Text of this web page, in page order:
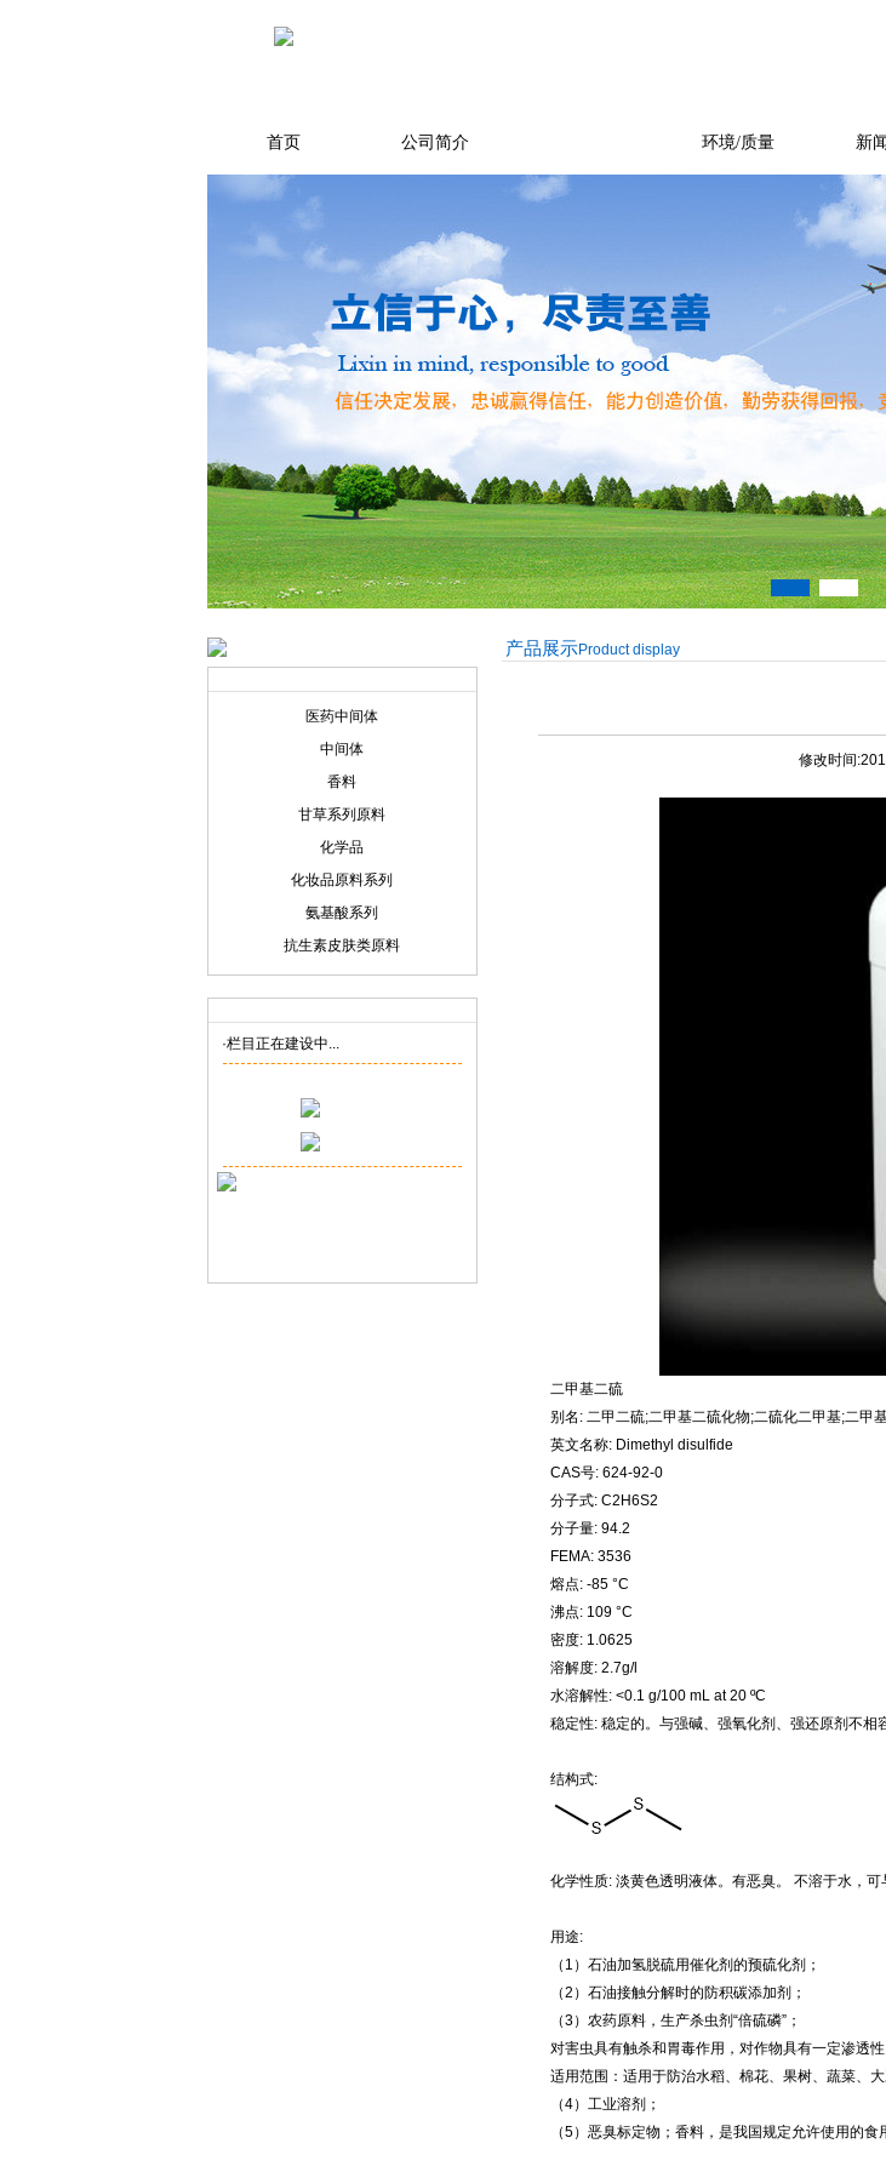
首页 公司简介 环境/质量 新
医药中间体
中间体
香料
甘草系列原料
化学品
化妆品原料系列
氨基酸系列
抗生素皮肤类原料
·栏目正在建设中...
产品展示Product display
修改时间
二甲基二硫
别名: 二甲二硫;二甲基二硫化物;二硫化二甲基;二甲
英文名称: Dimethyl disulfide
CAS号: 624-92-0
分子式: C2H6S2
分子量: 94.2
FEMA: 3536
熔点: -85 °C
沸点: 109 °C
密度: 1.0625
溶解度: 2.7g/l
水溶解性: <0.1 g/100 mL at 20 ºC
稳定性: 稳定的。与强碱、强氧化剂、强还原剂不相
结构式:
化学性质:​ 淡黄色透明液体。有恶臭。 不溶于水，可
用途:
（1）石油加氢脱硫用催化剂的预硫化剂；
（2）石油接触分解时的防积碳添加剂；
（3）农药原料，生产杀虫剂“倍硫磷”；
对害虫具有触杀和胃毒作用，对作物具有一定渗透
适用范围：适用于防治水稻、棉花、果树、蔬菜、
（4）工业溶剂；
（5）恶臭标定物；香料，是我国规定允许使用的食